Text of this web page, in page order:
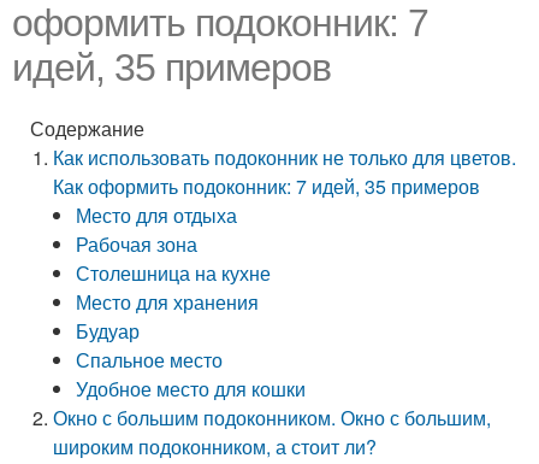
оформить подоконник: 7
идей, 35 примеров
Содержание
Как использовать подоконник не только для цветов.
Как оформить подоконник: 7 идей, 35 примеров
Место для отдыха
Рабочая зона
Столешница на кухне
Место для хранения
Будуар
Спальное место
Удобное место для кошки
Окно с большим подоконником. Окно с большим,
широким подоконником, а стоит ли?